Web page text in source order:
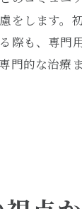
をします。
際も、専門
門的な治療